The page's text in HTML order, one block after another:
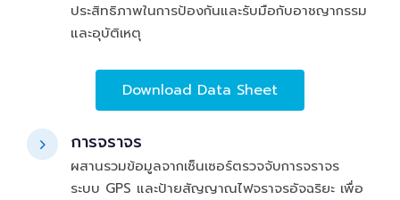
ประสิทธิภาพในการป้องกันและรับมือกับอาชญากรรม
และอุบัติเหตุ
Download Data Sheet
การจราจร
ผสานรวมข้อมูลจากเซ็นเซอร์ตรวจจับการจราจร
ระบบ GPS และป้ายสัญญาณไฟจราจรอัจฉริยะ เพื่อ